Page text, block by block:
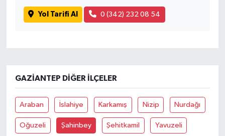
Yol Tarifi Al 0 (342) 232 08 54
GAZIANTEP DIĞER İLÇELER
Araban İslahiye Karkamış Nizip Nurdağı
Oğuzeli Şahinbey Şehitkamil Yavuzeli